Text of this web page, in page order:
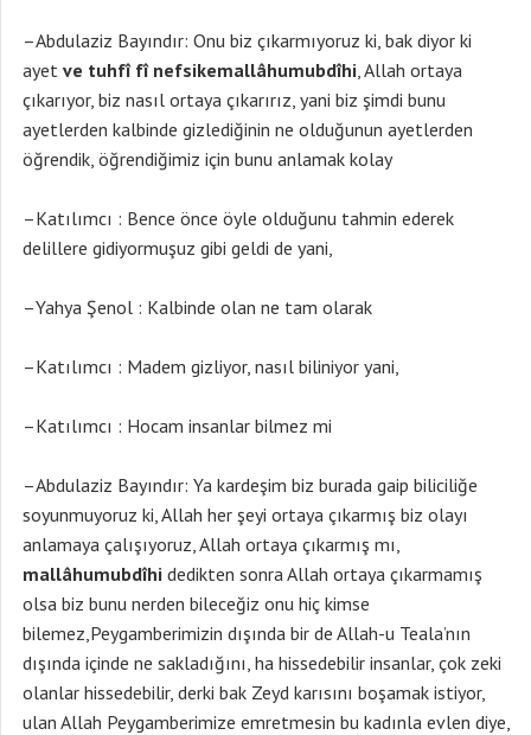
–Abdulaziz Bayındır: Onu biz çıkarmıyoruz ki, bak diyor ki
ayet ve tuhfî fî nefsikemallâhumubdîhi, Allah ortaya
çıkarıyor, biz nasıl ortaya çıkarırız, yani biz şimdi bunu
ayetlerden kalbinde gizlediğinin ne olduğunun ayetlerden
öğrendik, öğrendiğimiz için bunu anlamak kolay
–Katılımcı : Bence önce öyle olduğunu tahmin ederek
delillere gidiyormuşuz gibi geldi de yani,
–Yahya Şenol : Kalbinde olan ne tam olarak
–Katılımcı : Madem gizliyor, nasıl biliniyor yani,
–Katılımcı : Hocam insanlar bilmez mi
–Abdulaziz Bayındır: Ya kardeşim biz burada gaip biliciliğe
soyunmuyoruz ki, Allah her şeyi ortaya çıkarmış biz olayı
anlamaya çalışıyoruz, Allah ortaya çıkarmış mı,
mallâhumubdîhi dedikten sonra Allah ortaya çıkarmamış
olsa biz bunu nerden bileceğiz onu hiç kimse
bilemez,Peygamberimizin dışında bir de Allah-u Teala’nın
dışında içinde ne sakladığını, ha hissedebilir insanlar, çok zeki
olanlar hissedebilir, derki bak Zeyd karısını boşamak istiyor,
ulan Allah Peygamberimize emretmesin bu kadınla evlen diye,